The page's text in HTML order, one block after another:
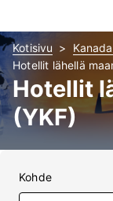
Kotisivu
Kanada
Hotellit lähellä
Hotellit
(YKF)
Kohde